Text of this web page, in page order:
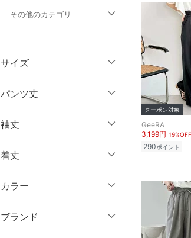
その他のカテゴリ
ワンピース・ドレス
スカート
オールインワン・オーバ
バッグ
シューズ・靴
サイズ
ウェア（S/M/L）
M
XL
～ 59
パンツ丈
～ 3分丈
5分丈・ハーフ
10分丈
12分丈 ～
袖丈
ノースリーブ
半袖
長袖
着丈
ショート丈
ミドル丈
カラー
ブランド
クーポン対象
GeeRA
3,199円 19%OFF
290ポイント